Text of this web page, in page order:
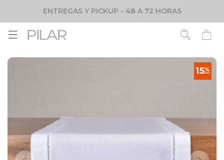
ENTREGAS Y PICKUP - 48 A 72 HORAS
